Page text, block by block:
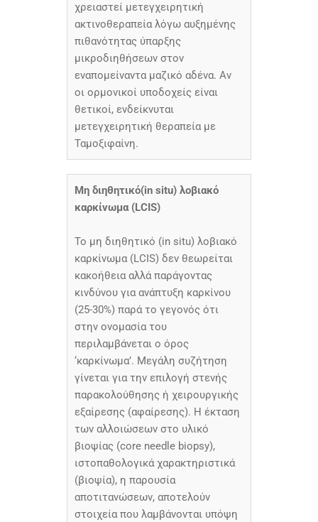
χρειαστεί μετεγχειρητική
ακτινοθεραπεία λόγω αυξημένης
πιθανότητας ύπαρξης
μικροδιηθήσεων στον
εναπομείναντα μαζικό αδένα. Αν
οι ορμονικοί υποδοχείς είναι
θετικοί, ενδείκνυται
μετεγχειρητική θεραπεία με
Ταμοξιφαίνη.
Μη διηθητικό(in situ) λοβιακό
καρκίνωμα (LCIS)
Το μη διηθητικό (in situ) λοβιακό
καρκίνωμα (LCIS) δεν θεωρείται
κακοήθεια αλλά παράγοντας
κινδύνου για ανάπτυξη καρκίνου
(25-30%) παρά το γεγονός ότι
στην ονομασία του
περιλαμβάνεται ο όρος
‘καρκίνωμα’. Μεγάλη συζήτηση
γίνεται για την επιλογή στενής
παρακολούθησης ή χειρουργικής
εξαίρεσης (αφαίρεσης). Η έκταση
των αλλοιώσεων στο υλικό
βιοψίας (core needle biopsy),
ιστοπαθολογικά χαρακτηριστικά
(βιοψία), η παρουσία
αποτιτανώσεων, αποτελούν
στοιχεία που λαμβάνονται υπόψη